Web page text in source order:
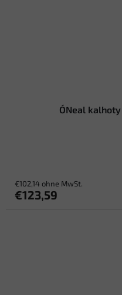
O´Neal kalhoty
€102,14 ohne MwSt.
€123,59